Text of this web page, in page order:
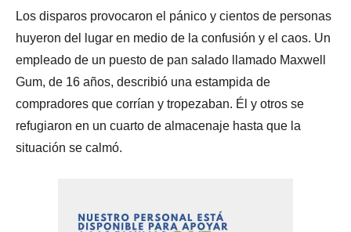
Los disparos provocaron el pánico y cientos de personas
huyeron del lugar en medio de la confusión y el caos. Un
empleado de un puesto de pan salado llamado Maxwell
Gum, de 16 años, describió una estampida de
compradores que corrían y tropezaban. Él y otros se
refugiaron en un cuarto de almacenaje hasta que la
situación se calmó.